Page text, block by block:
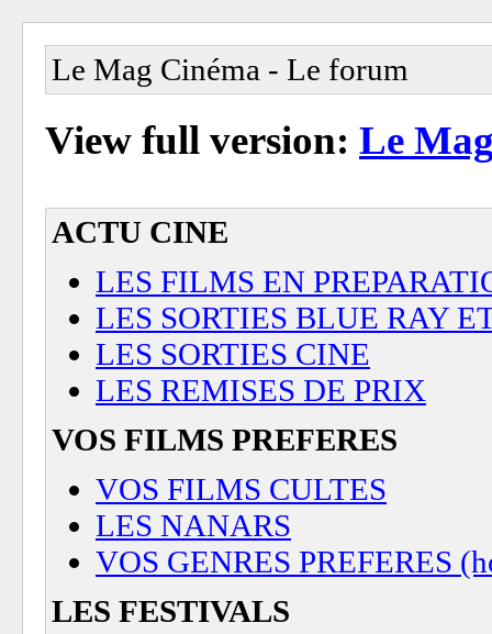
Le Mag Cinéma - Le forum
View full version: Le
ACTU CINE
LES FILMS EN
LES SORTIES BLUE RAY
LES SORTIES CINE
LES REMISES DE PRIX
VOS FILMS PREFERES
VOS FILMS CULTES
LES NANARS
VOS GENRES PREFERES
LES FESTIVALS